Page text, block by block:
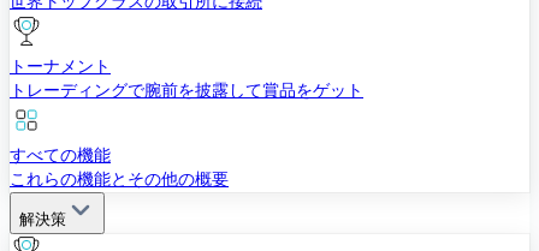
トーナメント
トレーディングで腕前を披露して賞品をゲット
すべての機能
これらの機能とその他の概要
解決策